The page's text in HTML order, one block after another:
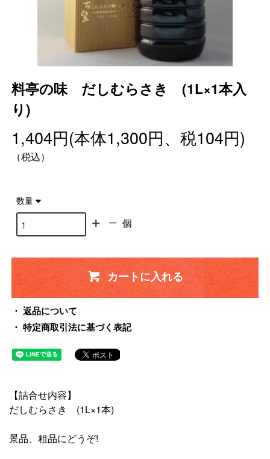
料亭の味 だしむらさき (1L×1本入
り)
1,404円(本体1,300円、税104円)
（税込）
数量
個
カートに入れる
返品について
特定商取引法に基づく表記
【詰合せ内容】
だしむらさき (1L×1本)
景品、粗品にどうぞ!